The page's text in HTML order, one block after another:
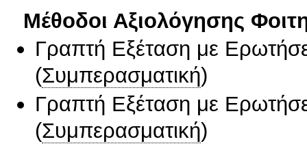
Μέθοδοι Αξιολόγησης
Γραπτή Εξέταση με
(Συμπερασματική)
Γραπτή Εξέταση με
(Συμπερασματική)